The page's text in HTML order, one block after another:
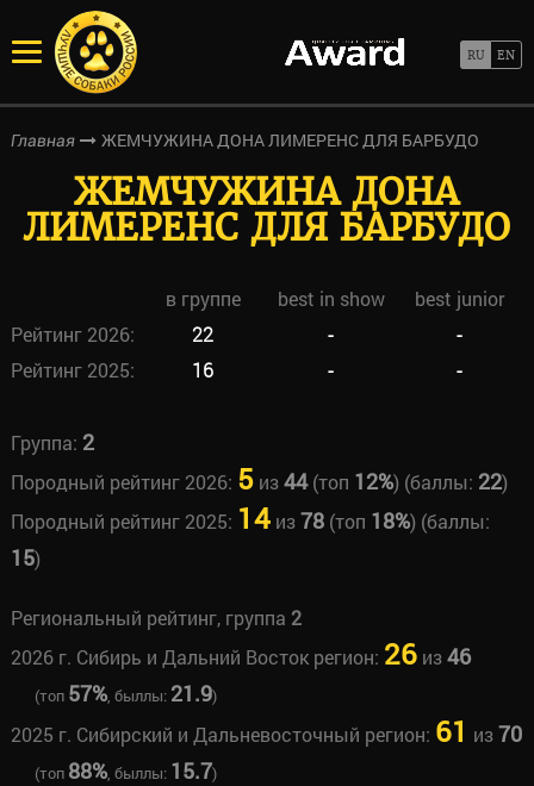
Главная ЖЕМЧУЖИНА ДОНА ЛИМЕРЕНС ДЛЯ БАРБУДО
ЖЕМЧУЖИНА ДОНА
ЛИМЕРЕНС ДЛЯ БАРБУДО
в группе best in show
best junior
Рейтинг 2026:
22 -
-
Рейтинг 2025:
16 - -
Группа: 2
Породный рейтинг 2026: 5из44(топ 12%) (баллы: 22)
Породный рейтинг 2025: 14из78(топ 18%) (баллы:
15)
Региональный рейтинг, группа 2
2026 г. Сибирь и Дальний Восток регион: 26из46
(топ 57%, быллы: 21.9)
2025 г. Сибирский и Дальневосточный регион: 61 из70
(топ 88%, быллы: 15.7)